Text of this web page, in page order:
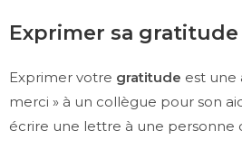
Exprimer sa
Exprimer votre gratitude est une
merci » à un collègue pour son
écrire une lettre à une personne